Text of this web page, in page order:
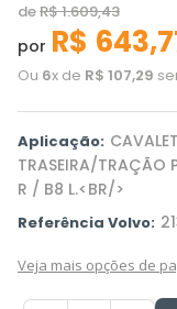
deR$1.609,43
por R$ 643,
Ou 6x de R$ 107,29
Aplicação:
TRASEIRA/TRAÇÃO
R / B8 L.<BR/>
Referência Volvo:
Veja mais opções de